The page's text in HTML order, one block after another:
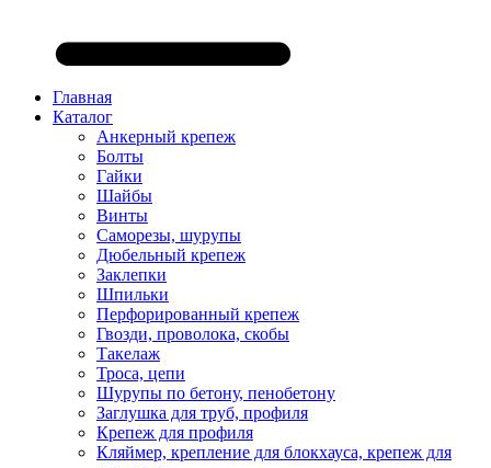
Главная
Каталог
Анкерный крепеж
Болты
Гайки
Шайбы
Винты
Саморезы, шурупы
Дюбельный крепеж
Заклепки
Шпильки
Перфорированный крепеж
Гвозди, проволока, скобы
Такелаж
Троса, цепи
Шурупы по бетону, пенобетону
Заглушка для труб, профиля
Крепеж для профиля
Кляймер, крепление для блокхауса, крепеж для